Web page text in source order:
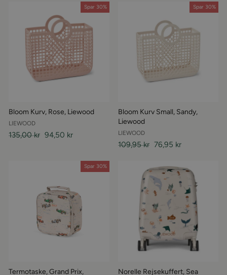
Spar 30%
Bloom Kurv, Rose, Liewood
LIEWOOD
Almindelige
135,00 kr Udsalgspris
94,50 kr
Spar 30%
Bloom Kurv Small, Sandy,
Liewood
LIEWOOD
Almindelige
109,95 kr Udsalgspris
76,95 kr
Spar 30%
Termotaske, Grand Prix,
Norelle Rejsekuffert, Sea